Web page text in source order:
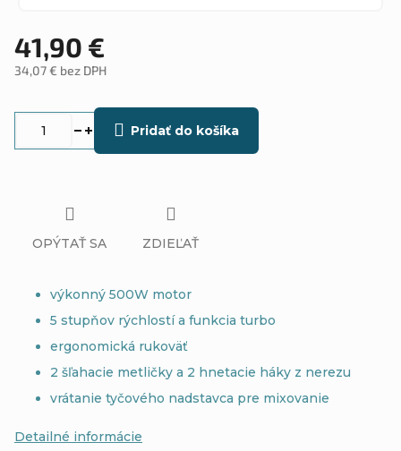
41,90 €
34,07 € bez DPH
Pridať do košíka
výkonný 500W motor
5 stupňov rýchlostí a funkcia turbo
ergonomická rukoväť
2 šľahacie metličky a 2 hnetacie háky z nerezu
vrátanie tyčového nadstavca pre mixovanie
Detailné informácie
OPÝTAŤ SA ZDIEĽAŤ